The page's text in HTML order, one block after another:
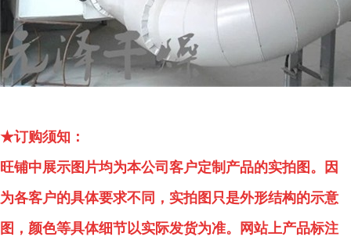
★订购须知：
旺铺中展示图片均为本公司客户定制产品的实拍图。因
为各客户的具体要求不同，实拍图只是外形结构的示意
图，颜色等具体细节以实际发货为准。网站上产品标注